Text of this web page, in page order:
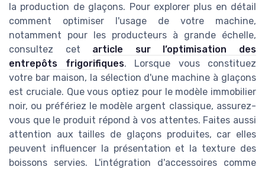
la production de glaçons. Pour explorer plus en détail
comment optimiser l'usage de votre machine,
notamment pour les producteurs à grande échelle,
consultez cet article sur l’optimisation des
entrepôts frigorifiques. Lorsque vous constituez
votre bar maison, la sélection d'une machine à glaçons
est cruciale. Que vous optiez pour le modèle immobilier
noir, ou préfériez le modèle argent classique, assurez-
vous que le produit répond à vos attentes. Faites aussi
attention aux tailles de glaçons produites, car elles
peuvent influencer la présentation et la texture des
boissons servies. L'intégration d'accessoires comme